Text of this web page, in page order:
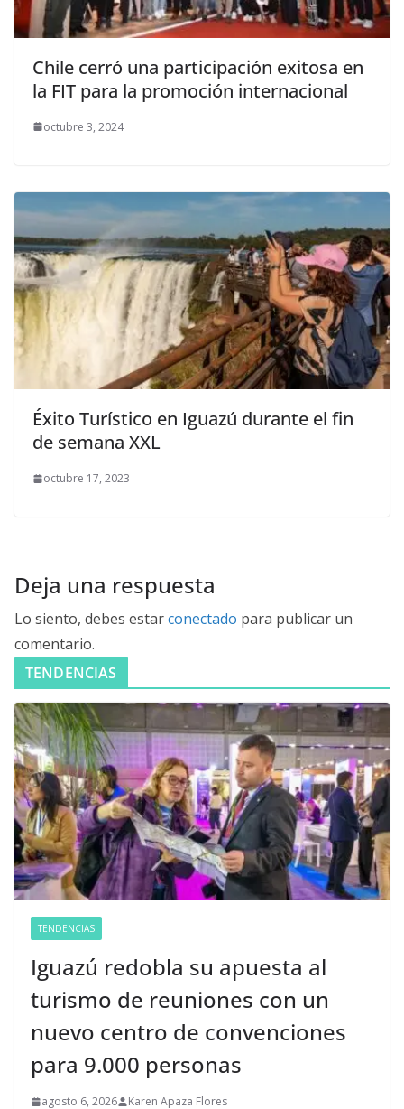
Chile cerró una participación exitosa en
la FIT para la promoción internacional
octubre 3, 2024
Éxito Turístico en Iguazú durante el fin
de semana XXL
octubre 17, 2023
Deja una respuesta
Lo siento, debes estarconectado para publicar un
comentario.
TENDENCIAS
TENDENCIAS
Iguazú redobla su apuesta al
turismo de reuniones con un
nuevo centro de convenciones
para 9.000 personas
agosto 6, 2026 Karen Apaza Flores